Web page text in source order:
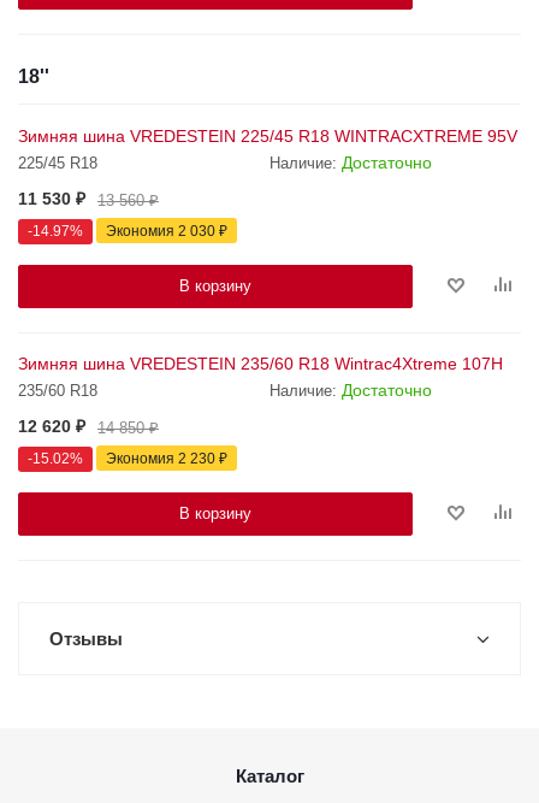
18''
Зимняя шина VREDESTEIN 225/45 R18 WINTRACXTREME 95V
225/45 R18 Наличие: Достаточно
11 530 ₽ 13 560₽
-14.97% Экономия 2 030 ₽
В корзину
Зимняя шина VREDESTEIN 235/60 R18 Wintrac4Xtreme 107H
235/60 R18 Наличие: Достаточно
12 620 ₽ 14 850₽
-15.02% Экономия 2 230 ₽
В корзину
Отзывы
Каталог